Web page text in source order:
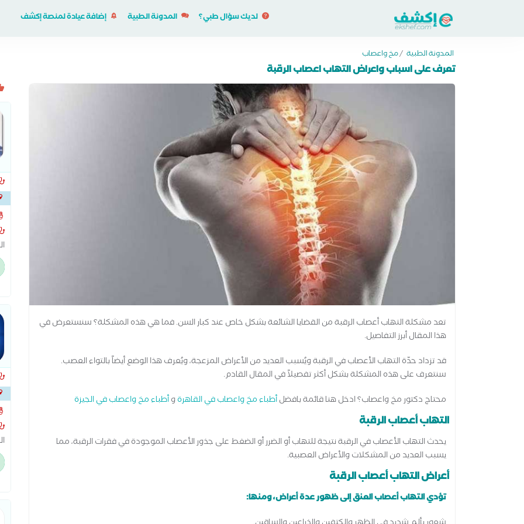
لديك سؤال طبي؟ المدونة الطبية إضافة عيادة لمنصة إكشف
المدونة الطبية /مخ واعصاب
تعرف على اسباب واعراض التهاب اعصاب الرقبة
تعد مشكلة التهاب أعصاب الرقبة من القضايا الشائعة بشكل خاص عند كبار السن. فما هي هذه المشكلة؟ سنستعرض في
هذا المقال أبرز التفاصيل.
قد تزداد حدّة التهاب الأعصاب في الرقبة ويُسبب العديد من الأعراض المزعجة، ويُعرف هذا الوضع أيضاً بالتواء العصب.
سنتعرف على هذه المشكلة بشكل أكثر تفصيلاً في المقال القادم.
محتاج دكتور مخ واعصاب؟ ادخل هنا قائمة بافضلأطباء مخ واعصاب في القاهرةوأطباء مخ واعصاب في الجيزة
التهاب أعصاب الرقبة
يحدث التهاب الأعصاب في الرقبة نتيجة للتهاب أو الضرر أو الضغط على جذور الأعصاب الموجودة في فقرات الرقبة، مما
يسبب العديد من المشكلات والأعراض العصبية.
أعراض التهاب أعصاب الرقبة
تؤدي التهاب أعصاب العنق إلى ظهور عدة أعراض، ومنها: